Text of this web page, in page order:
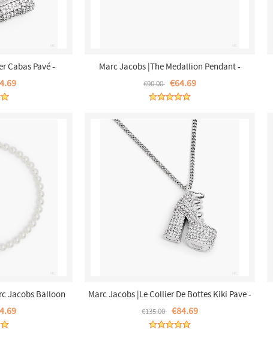
Cabas Pavé -
Outlet
Marc Jacobs |The Medallion Pendant -
Cream/Gold |France Outlet
€90.00 €64.69
Jacobs Balloon
Outlet
Marc Jacobs |Le Collier De Bottes Kiki Pave -
Argent/cristal |France Outlet
€135.00 €84.69